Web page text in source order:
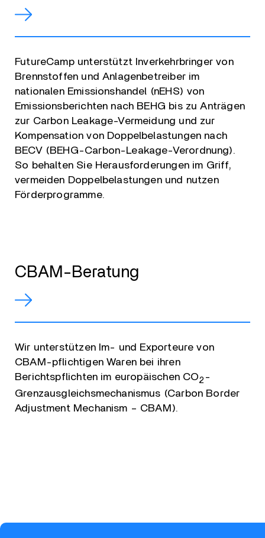
FutureCamp unterstützt Inverkehrbringer von
Brennstoffen und Anlagenbetreiber im
nationalen Emissionshandel (nEHS) von
Emissionsberichten nach BEHG bis zu Anträgen
zur Carbon Leakage-Vermeidung und zur
Kompensation von Doppelbelastungen nach
BECV (BEHG-Carbon-Leakage-Verordnung).
So behalten Sie Herausforderungen im Griff,
vermeiden Doppelbelastungen und nutzen
Förderprogramme.
CBAM-Beratung
Wir unterstützen Im- und Exporteure von
CBAM-pflichtigen Waren bei ihren
Berichtspflichten im europäischen CO2 -
Grenzausgleichsmechanismus (Carbon Border
Adjustment Mechanism – CBAM).